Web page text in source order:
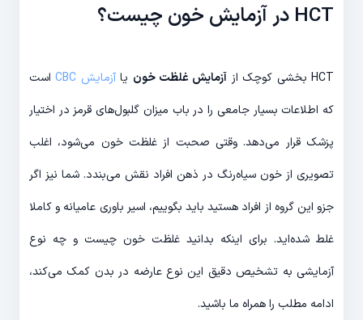
HCT در آزمایش خون چیست؟
HCT بخشی کوچک از آزمایش غلظت خون یاآزمایش CBC
است
که اطلاعات بسیار جامعی را در باب میزان گلبول‌های قرمز در اختیار
پزشک قرار می‌دهد. وقتی صحبت از غلظت خون می‌شود، اغلب
تصویری از خون سیاه‌رنگ در ذهن افراد نقش می‌بندد. شما نیز اگر
جزو این گروه از افراد هستید باید بگوییم، اسیر باوری عامیانه و کاملا
غلط شده‌اید. برای اینکه بدانید غلظت خون چیست و چه نوع
آزمایشی به تشخیص دقیق این نوع عارضه در بدن کمک می‌کند،
ادامه مطلب را همراه ما باشید.